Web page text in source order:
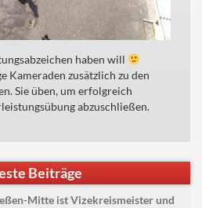
haben will
Kameraden zusätzlich zu den
Sie üben, um erfolgreich
abzuschließen.
Beiträge
Mitte ist Vizekreismeister und